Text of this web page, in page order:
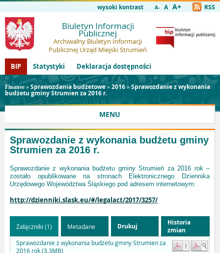
wysoki kontrast A- A A+ RSS
Biuletyn Informacji
Publicznej
Archiwalny Biuletyn Informacji
Publicznej Urząd Miejski Strumień
BIP
Statystyki Deklaracja dostępności
Finanse »Sprawozdania budżetowe»2016»Sprawozdanie z wykonania
budżetu gminy Strumien za 2016 r.
MENU
Sprawozdanie z wykonania budżetu gminy
Strumien za 2016 r.
Sprawozdanie z wykonania budżetu gminy Strumień za 2016 rok –
zostało opublikowane na stronach Elektronicznego Dziennika
Urzędowego Województwa Śląskiego pod adresem internetowym:
http://dzienniki.slask.eu/#/legalact/2017/3257/
Załączniki (1) Metadane Drukuj
Historia
zmian
Sprawozdanie z wykonania budżetu gminy Strumien za
2016 rok (3.3MB)